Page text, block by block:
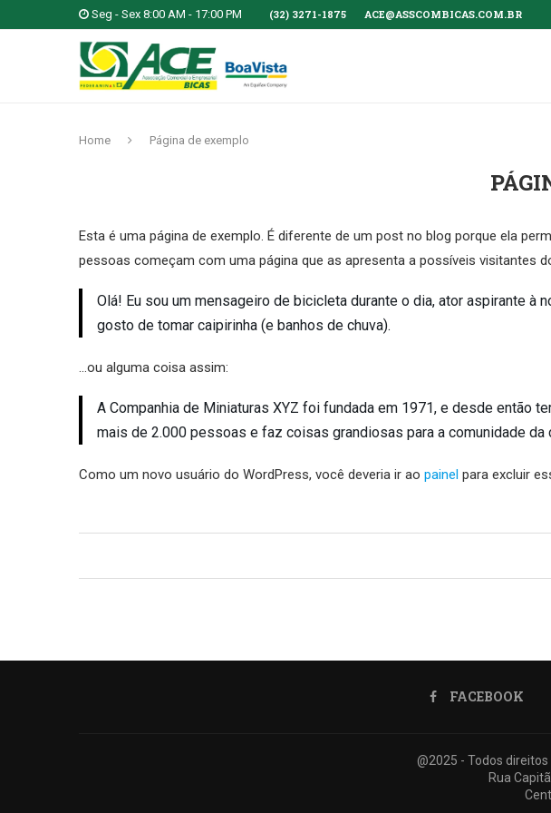
Seg - Sex 8:00 AM - 17:00 PM (32) 3271-1875 ACE@ASSCOMBICAS.COM.BR
Home Página de exemplo
Esta é uma página de exemplo. É diferente de um post no blog porque ela
pessoas começam com uma página que as apresenta a possíveis visitantes
Olá! Eu sou um mensageiro de bicicleta durante o dia, ator aspirante à
gosto de tomar caipirinha (e banhos de chuva).
…ou alguma coisa assim:
A Companhia de Miniaturas XYZ foi fundada em 1971, e desde então
mais de 2.000 pessoas e faz coisas grandiosas para a comunidade da
Como um novo usuário do WordPress, você deveria ir ao painel para excluir
FACEBOOK
@2025 - Todos
Rua